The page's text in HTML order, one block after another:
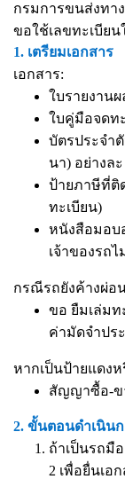
กรมการขนส่งทา
ขอใช้เลขทะเบีย
1. เตรียมเอกสาร
เอกสาร:
ใบรายงาน
ใบคู่มือจดท
บัตรประจำ
นา) อย่างล
ป้ายภาษีที่ติ
ทะเบียน)
หนังสือมอบ
เจ้าของรถไ
กรณีรถยังค้างผ่อ
ขอ ยืมเล่มท
ค่ามัดจำปร
หากเป็นป้ายแดง
สัญญาซื้อ-ข
2. ขั้นตอนดำเนิน
ถ้าเป็นรถมื
2 เพื่อยื่นเอ